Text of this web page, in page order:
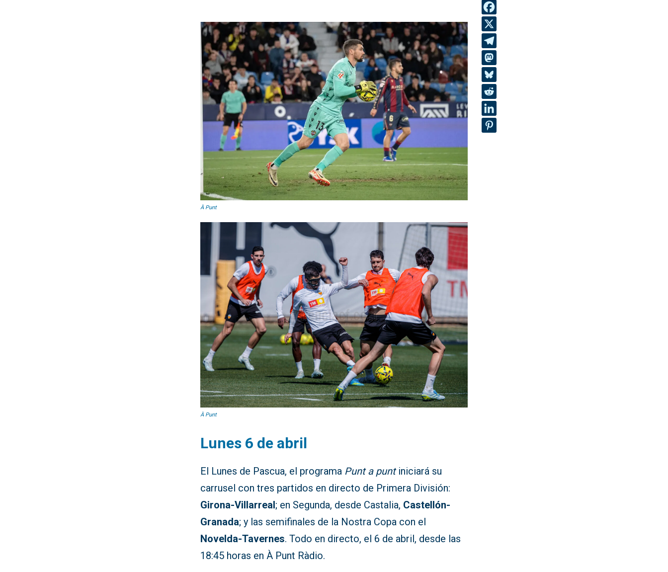
À Punt
À Punt
Lunes 6 de abril
El Lunes de Pascua, el programa Punt a puntiniciará su
carrusel con tres partidos en directo de Primera División:
Girona-Villarreal ; en Segunda, desde Castalia, Castellón-
Granada; y las semifinales de la Nostra Copa con el
Novelda-Tavernes. Todo en directo, el 6 de abril, desde las
18:45 horas en À Punt Ràdio.